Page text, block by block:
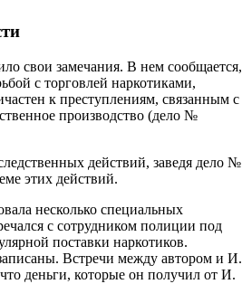
свои замечания. В нем сообщается,
с торговлей наркотиками,
к преступлениям, связанным с
производство (дело №
действий, заведя дело №
этих действий.
несколько специальных
с сотрудником полиции под
поставки наркотиков.
Встречи между автором и И.
деньги, которые он получил от И.